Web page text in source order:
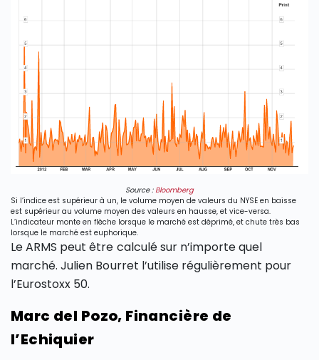
Source :Bloomberg
Si l’indice est supérieur à un, le volume moyen de valeurs du NYSE en baisse
est supérieur au volume moyen des valeurs en hausse, et vice-versa.
L’indicateur monte en flèche lorsque le marché est déprimé, et chute très bas
lorsque le marché est euphorique.
Le ARMS peut être calculé sur n’importe quel
marché. Julien Bourret l’utilise régulièrement pour
l’Eurostoxx 50.
Marc del Pozo, Financière de
l’Echiquier